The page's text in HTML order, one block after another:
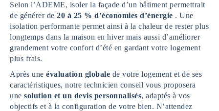
Selon l’ADEME, isoler la façade d’un bâtiment permettrait
de générer de 20 à 25 % d’économies d’énergie . Une
isolation performante permet ainsi à la chaleur de rester plus
longtemps dans la maison en hiver mais aussi d’améliorer
grandement votre confort d’été en gardant votre logement
plus frais.
Après une évaluation globale de votre logement et de ses
caractéristiques, notre technicien conseil vous proposera
une solution et un devis personnalisés, adaptés à vos
objectifs et à la configuration de votre bien. N’attendez